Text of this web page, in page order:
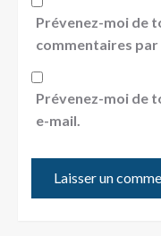
Prévenez-moi de
commentaires par
Prévenez-moi de
e-mail.